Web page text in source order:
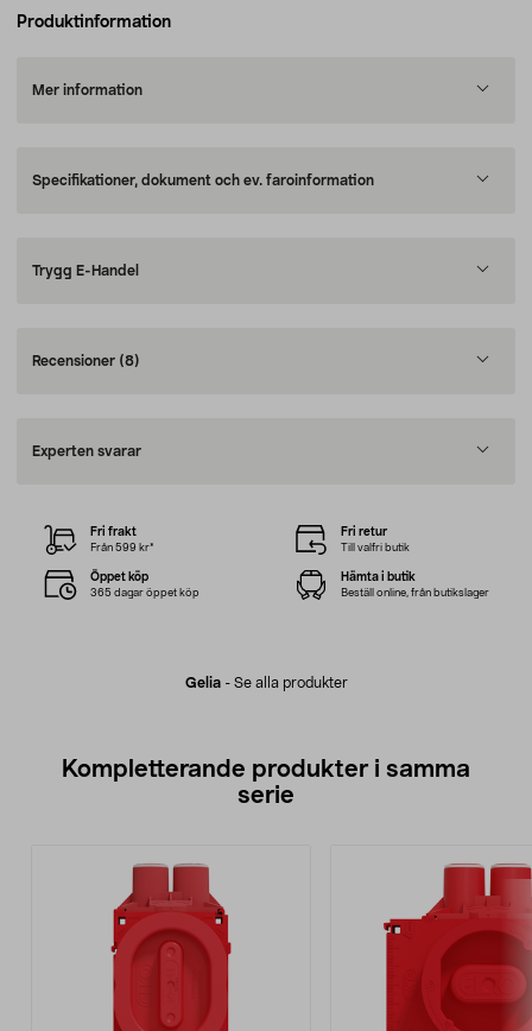
Produktinformation
Mer information
Specifikationer, dokument och ev. faroinformation
Trygg E-Handel
Recensioner (8)
Experten svarar
Gelia- Se alla produkter
Fri frakt
Från 599 kr*
Fri retur
Till valfri butik
Öppet köp
365 dagar öppet köp
Hämta i butik
Beställ online, från butikslager
Kompletterande produkter i samma
serie